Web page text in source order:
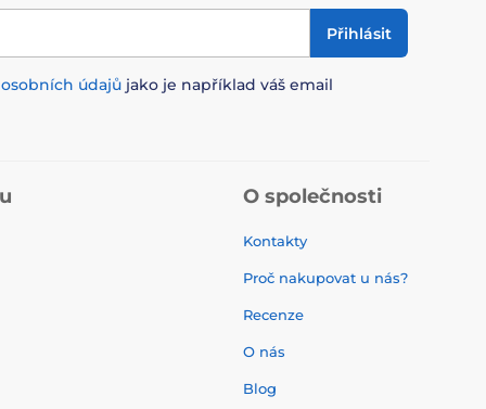
Přihlásit
osobních údajů jako je například váš email
O společnosti
Kontakty
Proč nakupovat u nás?
Recenze
O nás
Blog